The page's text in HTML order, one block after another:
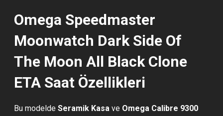
Omega Speedmaster
Moonwatch Dark Side Of
The Moon All Black Clone
ETA Saat Özellikleri
Bu modeldeSeramik Kasa ve Omega Calibre 9300